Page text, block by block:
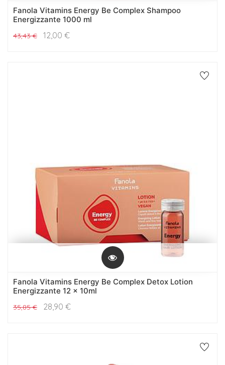
Fanola Vitamins Energy Be Complex Shampoo
Energizzante 1000 ml
43,43€ 12,00 €
Fanola Vitamins Energy Be Complex Detox Lotion
Energizzante 12 x 10ml
35,85€ 28,90 €